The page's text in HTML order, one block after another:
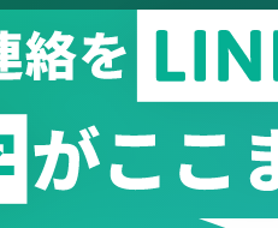
変えると、数字がここまで変